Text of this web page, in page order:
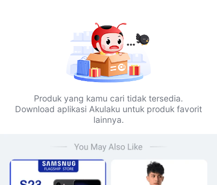
Produk yang kamu cari tidak tersedia.
Download aplikasi Akulaku untuk produk favorit
lainnya.